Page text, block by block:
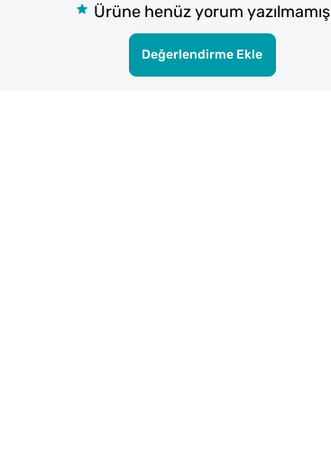
Ürüne henüz yorum yazılmamış
Değerlendirme Ekle